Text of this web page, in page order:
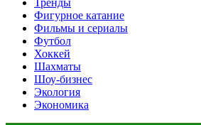
Фигурное катание
Фильмы и сериалы
Футбол
Хоккей
Шахматы
Шоу-бизнес
Экология
Экономика